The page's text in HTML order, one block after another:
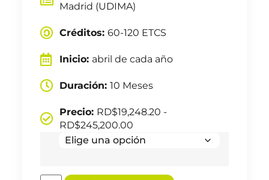
Madrid (UDIMA)
Créditos:60-120 ETCS
Inicio: abril de cada año
Duración:10 Meses
Precio: RD$19,248.20 -
RD$245,200.00